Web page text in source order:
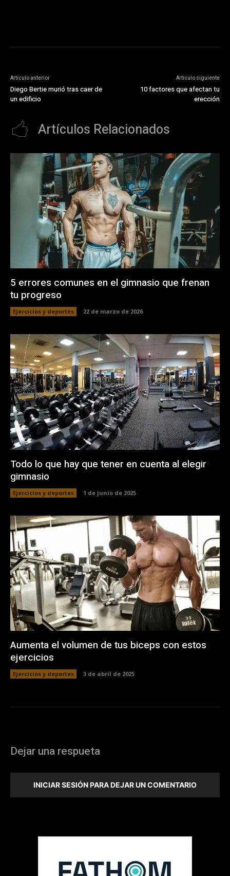
Artículo anterior
Diego Bertie murió tras caer de
un edificio
Artículo siguiente
10 factores que afectan tu
erección
Artículos Relacionados
5 errores comunes en el gimnasio que frenan
tu progreso
Ejercicios y deportes 22 de marzo de 2026
Todo lo que hay que tener en cuenta al elegir
gimnasio
Ejercicios y deportes 1 de junio de 2025
Aumenta el volumen de tus biceps con estos
ejercicios
Ejercicios y deportes 3 de abril de 2025
Dejar una respueta
INICIAR SESIÓN PARA DEJAR UN COMENTARIO